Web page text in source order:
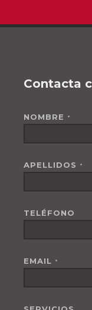
Contacta
NOMBRE *
APELLIDOS *
TELÉFONO
EMAIL *